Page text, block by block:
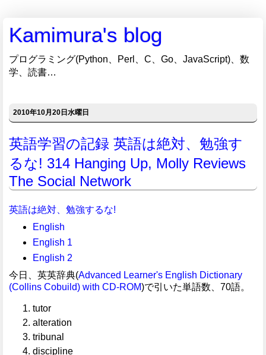
Kamimura's blog
プログラミング(Python、Perl、C、Go、JavaScript)、数
学、読書…
2010年10月20日水曜日
英語学習の記録 英語は絶対、勉強す
るな! 314 Hanging Up, Molly Reviews
The Social Network
英語は絶対、勉強するな!
English
English 1
English 2
今日、英英辞典(Advanced Learner's English Dictionary
(Collins Cobuild) with CD-ROM)で引いた単語数、70語。
tutor
alteration
tribunal
discipline